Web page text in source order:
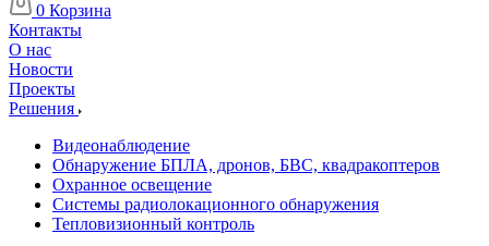
0 Корзина
Контакты
О нас
Новости
Проекты
Решения
Видеонаблюдение
Обнаружение БПЛА, дронов, БВС, квадракоптеров
Охранное освещение
Системы радиолокационного обнаружения
Тепловизионный контроль